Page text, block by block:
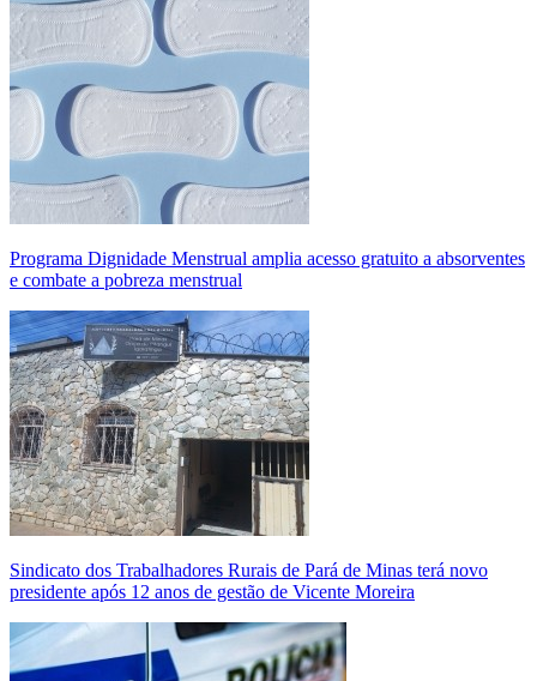
Programa Dignidade Menstrual amplia acesso gratuito a absorventes
e combate a pobreza menstrual
Sindicato dos Trabalhadores Rurais de Pará de Minas terá novo
presidente após 12 anos de gestão de Vicente Moreira